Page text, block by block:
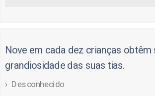
Nove em cada dez crianças obtêm
grandiosidade das suas tias.
Desconhecido